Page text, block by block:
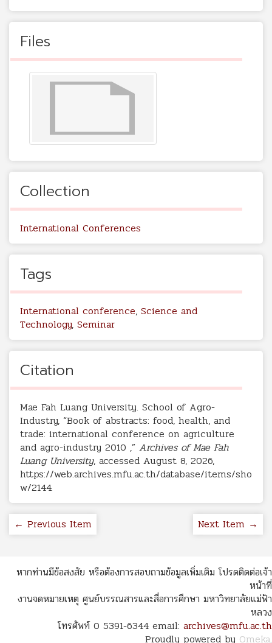
Files
Collection
International Conferences
Tags
International conference, Science and
Technology, Seminar
Citation
Mae Fah Luang University. School of Agro-
Industry, “Book of abstracts: food, health, and
trade: international conference on agriculture
and agro-industry 2010 ,” Archives of Mae Fah
Luang University, accessed August 8, 2026,
https://web.archives.mfu.ac.th/database/items/sho
w/2144.
← Previous Item Next Item →
หากท่านมีข้อสงสัย หรือต้องการสอบถามข้อมูลเพิ่มเติม โปรดติดต่อเจ้า
หน้าที่
งานจดหมายเหตุ ศูนย์บรรณสารและสื่อการศึกษา มหาวิทยาลัยแม่ฟ้า
หลวง
โทรศัพท์ 0 5391-6344 email: archives@mfu.ac.th
Proudly powered by Omeka.